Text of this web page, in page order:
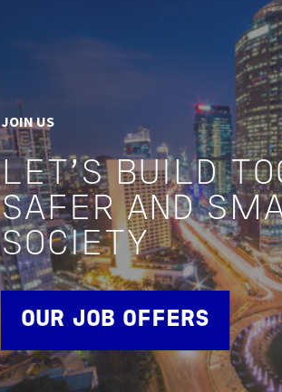
JOIN US
LET'S BUILD
SAFER AND
SOCIETY
OUR JOB OFFERS